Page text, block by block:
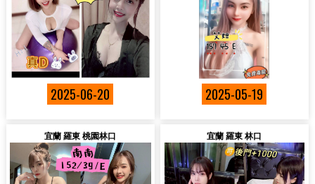
2025-06-20 2025-05-19
宜蘭 羅東 桃園林口 宜蘭 羅東 林口